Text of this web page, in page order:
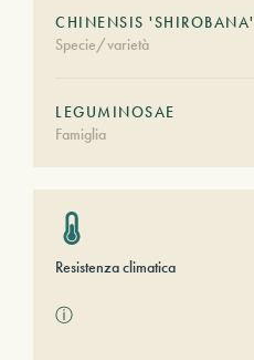
CHINENSIS 'SHIROBANA'
Specie/varietà
LEGUMINOSAE
Famiglia
Resistenza climatica
ⓘ